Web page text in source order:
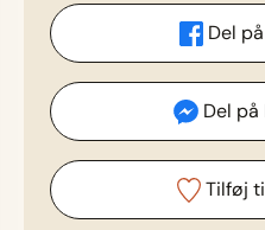
Del
Del på
Tilføj